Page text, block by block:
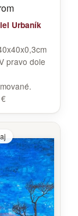
Urbaník
pravo dole